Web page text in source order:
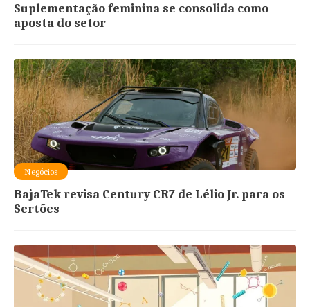
Suplementação feminina se consolida como
aposta do setor
Negócios
BajaTek revisa Century CR7 de Lélio Jr. para os
Sertões